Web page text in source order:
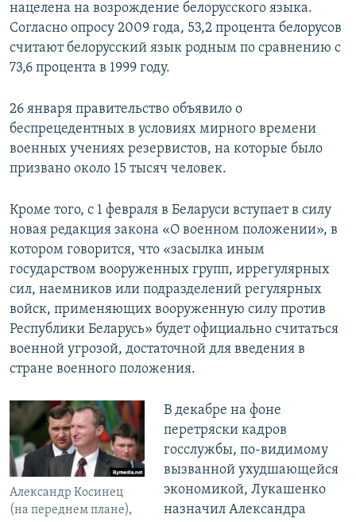
нацелена на возрождение белорусского языка.
Согласно опросу 2009 года, 53,2 процента белорусов
считают белорусский язык родным по сравнению с
73,6 процента в 1999 году.
26 января правительство объявило о
беспрецедентных в условиях мирного времени
военных учениях резервистов, на которые было
призвано около 15 тысяч человек.
Кроме того, с 1 февраля в Беларуси вступает в силу
новая редакция закона «О военном положении», в
котором говорится, что «засылка иным
государством вооруженных групп, иррегулярных
сил, наемников или подразделений регулярных
войск, применяющих вооруженную силу против
Республики Беларусь» будет официально считаться
военной угрозой, достаточной для введения в
стране военного положения.
Александр Косинец
(на переднем плане),
В декабре на фоне
перетряски кадров
госслужбы, по-видимому
вызванной ухудшающейся
экономикой, Лукашенко
назначил Александра